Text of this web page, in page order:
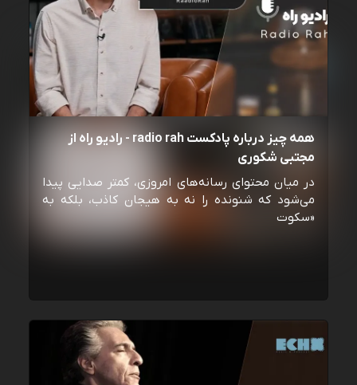
همه چیز درباره پادکست radio rah - رادیو راه از
مجتبی شکوری
در میان محتوای رسانه‌های امروزی، کمتر صدایی پیدا
می‌شود که شنونده را نه به هیجان کاذب، بلکه به
«سکوت